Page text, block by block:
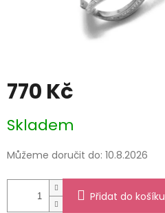
770 Kč
cena:
Skladem
Můžeme doručit do: 10.8.2026
Přidat do košíku